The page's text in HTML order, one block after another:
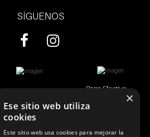
SÍGUENOS
Pago Efectivo
×
Ese sitio web utiliza
cookies
Este sitio web usa cookies para mejorar la